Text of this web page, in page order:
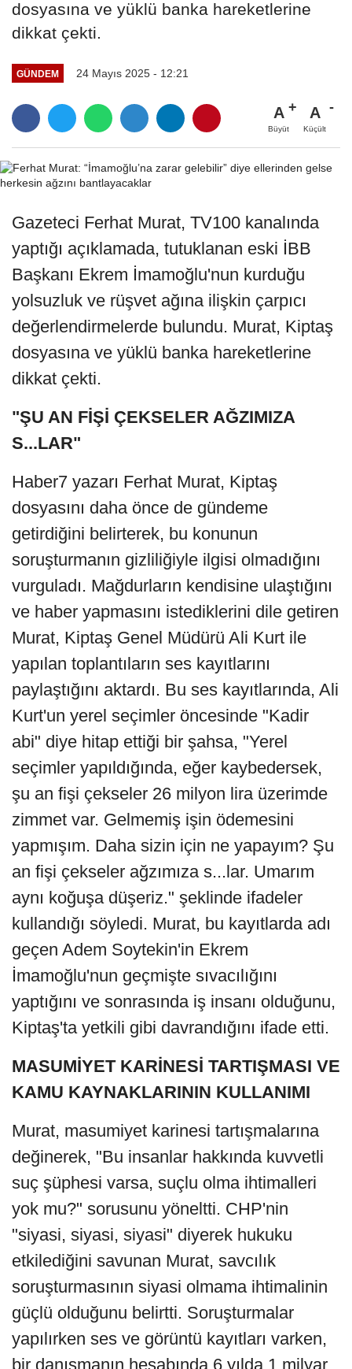
dosyasına ve yüklü banka hareketlerine
dikkat çekti.
GÜNDEM 24 Mayıs 2025 - 12:21
A
Büyüt
A
Küçült
Gazeteci Ferhat Murat, TV100 kanalında
yaptığı açıklamada, tutuklanan eski İBB
Başkanı Ekrem İmamoğlu'nun kurduğu
yolsuzluk ve rüşvet ağına ilişkin çarpıcı
değerlendirmelerde bulundu. Murat, Kiptaş
dosyasına ve yüklü banka hareketlerine
dikkat çekti.
"ŞU AN FİŞİ ÇEKSELER AĞZIMIZA
S...LAR"
Haber7 yazarı Ferhat Murat, Kiptaş
dosyasını daha önce de gündeme
getirdiğini belirterek, bu konunun
soruşturmanın gizliliğiyle ilgisi olmadığını
vurguladı. Mağdurların kendisine ulaştığını
ve haber yapmasını istediklerini dile getiren
Murat, Kiptaş Genel Müdürü Ali Kurt ile
yapılan toplantıların ses kayıtlarını
paylaştığını aktardı. Bu ses kayıtlarında, Ali
Kurt'un yerel seçimler öncesinde "Kadir
abi" diye hitap ettiği bir şahsa, "Yerel
seçimler yapıldığında, eğer kaybedersek,
şu an fişi çekseler 26 milyon lira üzerimde
zimmet var. Gelmemiş işin ödemesini
yapmışım. Daha sizin için ne yapayım? Şu
an fişi çekseler ağzımıza s...lar. Umarım
aynı koğuşa düşeriz." şeklinde ifadeler
kullandığı söyledi. Murat, bu kayıtlarda adı
geçen Adem Soytekin'in Ekrem
İmamoğlu'nun geçmişte sıvacılığını
yaptığını ve sonrasında iş insanı olduğunu,
Kiptaş'ta yetkili gibi davrandığını ifade etti.
MASUMİYET KARİNESİ TARTIŞMASI VE
KAMU KAYNAKLARININ KULLANIMI
Murat, masumiyet karinesi tartışmalarına
değinerek, "Bu insanlar hakkında kuvvetli
suç şüphesi varsa, suçlu olma ihtimalleri
yok mu?" sorusunu yöneltti. CHP'nin
"siyasi, siyasi, siyasi" diyerek hukuku
etkilediğini savunan Murat, savcılık
soruşturmasının siyasi olmama ihtimalinin
güçlü olduğunu belirtti. Soruşturmalar
yapılırken ses ve görüntü kayıtları varken,
bir danışmanın hesabında 6 yılda 1 milyar